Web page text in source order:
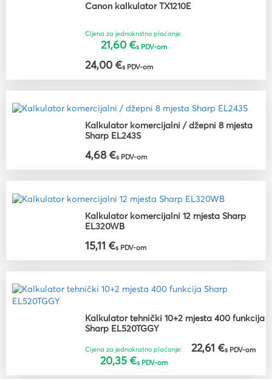
Canon kalkulator TX1210E
Cijena za jednokratno plaćanje:
21,60 €s PDV-om
24,00 €s PDV-om
Kalkulator komercijalni / džepni 8 mjesta
Sharp EL243S
4,68 €s PDV-om
Kalkulator komercijalni 12 mjesta Sharp
EL320WB
15,11 €s PDV-om
Kalkulator tehnički 10+2 mjesta 400 funkcija
Sharp EL520TGGY
Cijena za jednokratno plaćanje:
20,35 €s PDV-om
22,61 €s PDV-om